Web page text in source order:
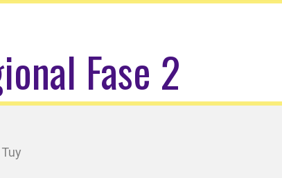
Fase 2